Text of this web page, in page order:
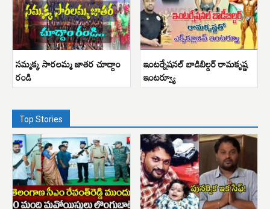
సమ్మక్క సారలమ్మ జాతర చూద్దాం
రండి
ఇంటర్నేషనల్ బాడిబిల్డర్ రామకృష్ణ
ఇంటర్వ్యూ
Top Stories